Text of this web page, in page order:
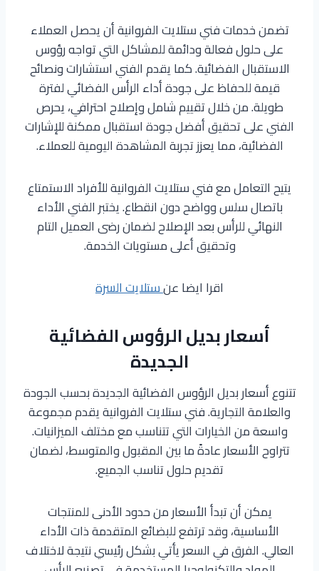
تضمن خدمات فني ستلايت الفروانية أن يحصل العملاء
على حلول فعالة ودائمة للمشاكل التي تواجه رؤوس
الاستقبال الفضائية. كما يقدم الفني استشارات ونصائح
قيمة للحفاظ على جودة أداء الرأس الفضائي لفترة
طويلة. من خلال تقييم شامل وإصلاح احترافي، يحرص
الفني على تحقيق أفضل جودة استقبال ممكنة للإشارات
الفضائية، مما يعزز تجربة المشاهدة اليومية للعملاء.
يتيح التعامل مع فني ستلايت الفروانية للأفراد الاستمتاع
باتصال سلس وواضح دون انقطاع. يختبر الفني الأداء
النهائي للرأس بعد الإصلاح لضمان رضى العميل التام
وتحقيق أعلى مستويات الخدمة.
اقرا ايضا عنستلايت السرة
أسعار بديل الرؤوس الفضائية
الجديدة
تتنوع أسعار بديل الرؤوس الفضائية الجديدة بحسب الجودة
والعلامة التجارية. فني ستلايت الفروانية يقدم مجموعة
واسعة من الخيارات التي تتناسب مع مختلف الميزانيات.
تتراوح الأسعار عادةً ما بين المقبول والمتوسط، لضمان
تقديم حلول تناسب الجميع.
يمكن أن تبدأ الأسعار من حدود الأدنى للمنتجات
الأساسية، وقد ترتفع للبضائع المتقدمة ذات الأداء
العالي. الفرق في السعر يأتي بشكل رئيسي نتيجة لاختلاف